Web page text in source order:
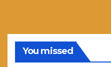
You missed